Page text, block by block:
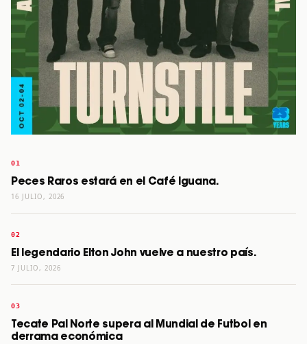
Peces Raros estará en el Café Iguana.
16 JULIO, 2026
El legendario Elton John vuelve a nuestro país.
7 JULIO, 2026
Tecate Pal Norte supera al Mundial de Futbol en
derrama económica